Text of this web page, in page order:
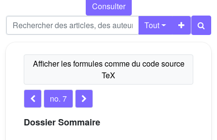
Consulter
Tout
no. 7
Dossier Sommaire